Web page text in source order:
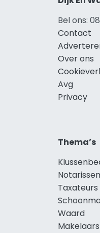
Bel ons:
Contact
Over ons
Avg
Privacy
Thema’s
Waard